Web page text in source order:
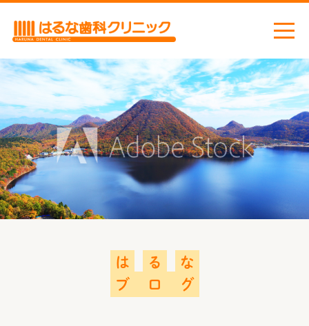
ホーム お知らせ
ごあいさつ
当院の取り組み
感染症対策
診療案内
は る
な
ブ
ロ グ